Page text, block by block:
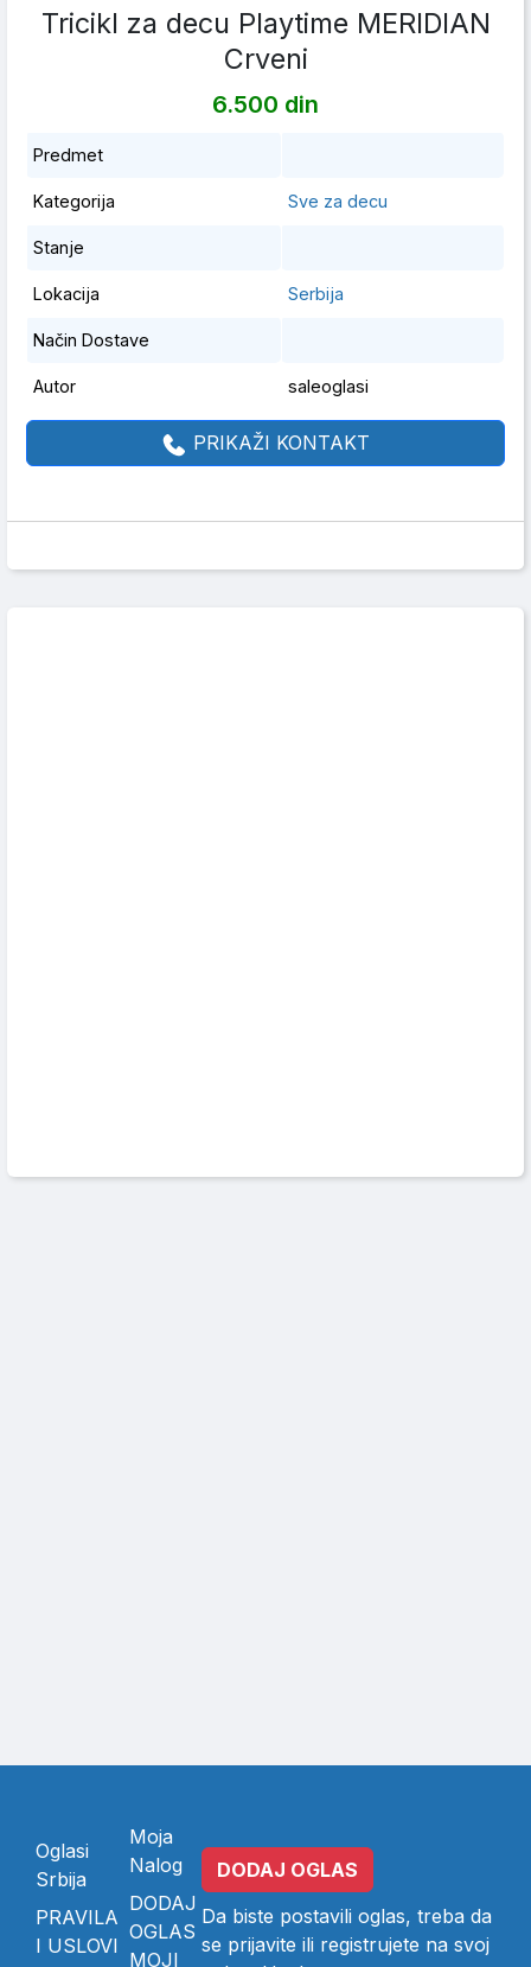
Tricikl za decu Playtime MERIDIAN
Crveni
6.500 din
Predmet
Kategorija Sve za decu
Stanje
Lokacija Serbija
Način Dostave
Autor saleoglasi
PRIKAŽI KONTAKT
Oglasi
Srbija
PRAVILA
I USLOVI
Moja
Nalog
DODAJ
OGLAS
MOJI
DODAJ OGLAS
Da biste postavili oglas, treba da
se prijavite ili registrujete na svoj